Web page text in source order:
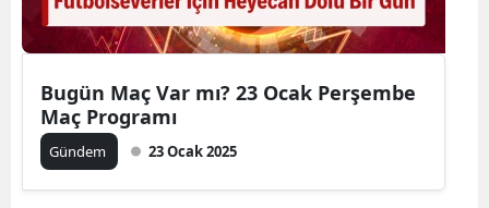
Bugün Maç Var mı? 23 Ocak Perşembe
Maç Programı
Gündem 23 Ocak 2025